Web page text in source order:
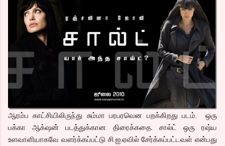
ஆரம்ப காட்சியிலிருந்து சும்மா பரபரவென பறக்கிறது படம். ஒரு
பக்கா ஆக்‌ஷன் படத்துக்கான திரைக்கதை. சால்ட் ஒரு ரஷ்ய
உளவாளியாகவே வளர்க்கப்பட்டு சி.ஐ.ஏவில் சேர்க்கப்பட்டவள் என்பது